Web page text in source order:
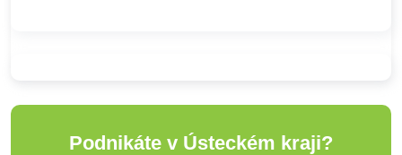
Podnikáte v Ústeckém kraji?